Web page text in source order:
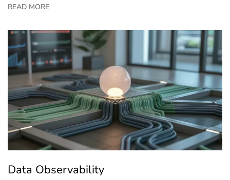
READ MORE
Data Observability